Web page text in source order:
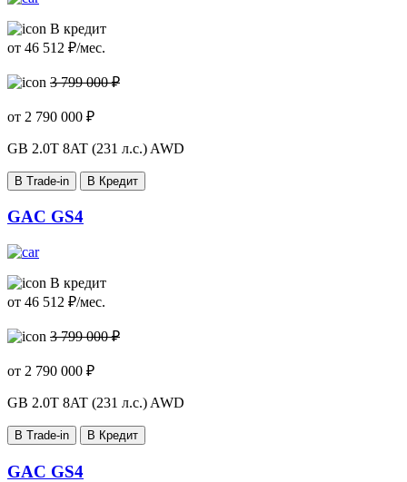
В кредит
от 46 512 ₽/мес.
3 799 000 ₽
от 2 790 000 ₽
GB 2.0T 8AT (231 л.с.) AWD
В Trade-in В Кредит
GAC GS4
В кредит
от 46 512 ₽/мес.
3 799 000 ₽
от 2 790 000 ₽
GB 2.0T 8AT (231 л.с.) AWD
В Trade-in В Кредит
GAC GS4